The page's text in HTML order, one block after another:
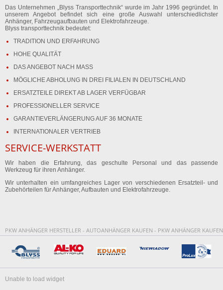
Das Unternehmen „Blyss Transporttechnik“ wurde im Jahr 1996 gegründet. In
unserem Angebot befindet sich eine große Auswahl unterschiedlichster
Anhänger, Fahrzeugaufbauten und Elektrofahrzeuge.
Blyss transporttechnik bedeutet:
TRADITION UND ERFAHRUNG
HOHE QUALITÄT
DAS ANGEBOT NACH MASS
MÖGLICHE ABHOLUNG IN DREI FILIALEN IN DEUTSCHLAND
ERSATZTEILE DIREKT AB LAGER VERFÜGBAR
PROFESSIONELLER SERVICE
GARANTIEVERLÄNGERUNG AUF 36 MONATE
INTERNATIONALER VERTRIEB
SERVICE-WERKSTATT
Wir haben die Erfahrung, das geschulte Personal und das passende
Werkzeug für ihren Anhänger.
Wir unterhalten ein umfangreiches Lager von verschiedenen Ersatzteil- und
Zubehörteilen für Anhänger, Aufbauten und Elektrofahrzeuge.
PKW ANHÄNGER HERSTELLER - AUTOANHÄNGER KAUFEN - PKW ANHÄNGER KAUFEN
Unable to load widget